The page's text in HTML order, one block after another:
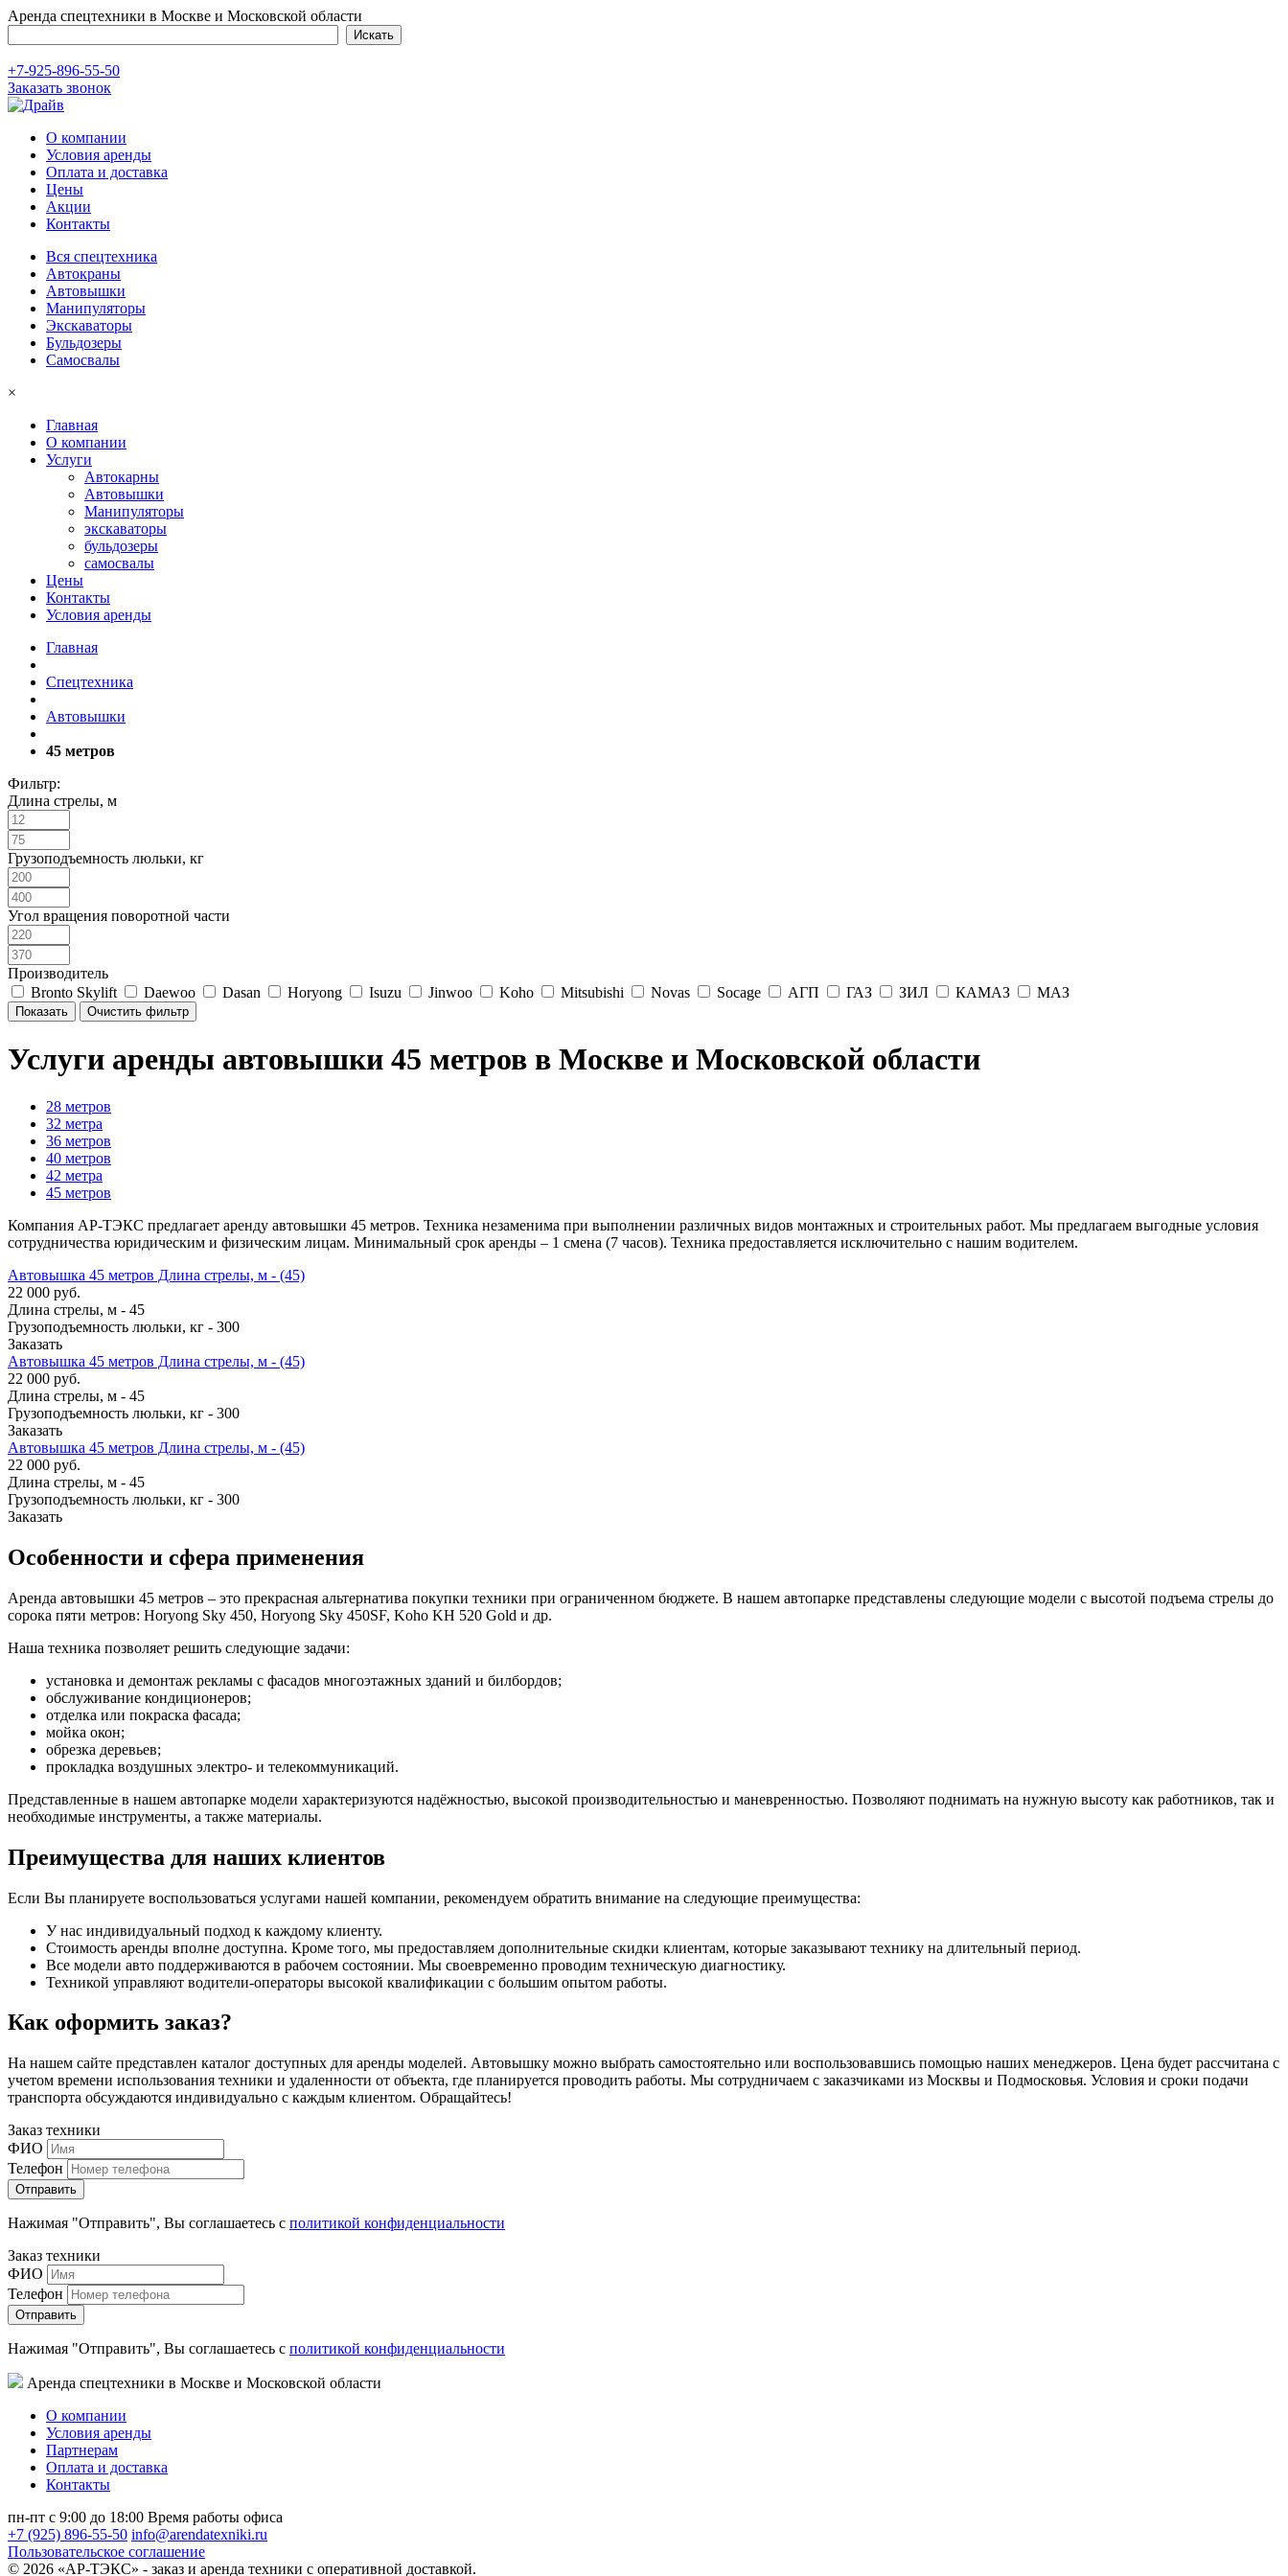
Аренда спецтехники в Москве и Московской области
+7-925-896-55-50
Заказать звонок
О компании
Условия аренды
Оплата и доставка
Цены
Акции
Контакты
Вся спецтехника
Автокраны
Автовышки
Манипуляторы
Экскаваторы
Бульдозеры
Самосвалы
×
Главная
О компании
Услуги
Автокарны
Автовышки
Манипуляторы
экскаваторы
бульдозеры
самосвалы
Цены
Контакты
Условия аренды
Главная
Спецтехника
Автовышки
45 метров
Фильтр:
Длина стрелы, м
Грузоподъемность люльки, кг
Угол вращения поворотной части
Производитель
Bronto Skylift
Daewoo Dasan Horyong Isuzu Jinwoo Koho Mitsubishi Novas Socage АГП ГАЗ ЗИЛ КАМАЗ МАЗ
Услуги аренды автовышки 45 метров в Москве и Московской области
28 метров
32 метра
36 метров
40 метров
42 метра
45 метров
Компания АР-ТЭКС предлагает аренду автовышки 45 метров. Техника незаменима при выполнении различных видов монтажных и строительных работ. Мы предлагаем выгодные условия
сотрудничества юридическим и физическим лицам. Минимальный срок аренды – 1 смена (7 часов). Техника предоставляется исключительно с нашим водителем.
Автовышка 45 метров Длина стрелы, м - (45)
22 000 руб.
Длина стрелы, м - 45
Грузоподъемность люльки, кг - 300
Заказать
Автовышка 45 метров Длина стрелы, м - (45)
22 000 руб.
Длина стрелы, м - 45
Грузоподъемность люльки, кг - 300
Заказать
Автовышка 45 метров Длина стрелы, м - (45)
22 000 руб.
Длина стрелы, м - 45
Грузоподъемность люльки, кг - 300
Заказать
Особенности и сфера применения
Аренда автовышки 45 метров – это прекрасная альтернатива покупки техники при ограниченном бюджете. В нашем автопарке представлены следующие модели с высотой подъема стрелы до
сорока пяти метров: Horyong Sky 450, Horyong Sky 450SF, Koho KH 520 Gold и др.
Наша техника позволяет решить следующие задачи:
установка и демонтаж рекламы с фасадов многоэтажных зданий и билбордов;
обслуживание кондиционеров;
отделка или покраска фасада;
мойка окон;
обрезка деревьев;
прокладка воздушных электро- и телекоммуникаций.
Представленные в нашем автопарке модели характеризуются надёжностью, высокой производительностью и маневренностью. Позволяют поднимать на нужную высоту как работников, так и
необходимые инструменты, а также материалы.
Преимущества для наших клиентов
Если Вы планируете воспользоваться услугами нашей компании, рекомендуем обратить внимание на следующие преимущества:
У нас индивидуальный подход к каждому клиенту.
Стоимость аренды вполне доступна. Кроме того, мы предоставляем дополнительные скидки клиентам, которые заказывают технику на длительный период.
Все модели авто поддерживаются в рабочем состоянии. Мы своевременно проводим техническую диагностику.
Техникой управляют водители-операторы высокой квалификации с большим опытом работы.
Как оформить заказ?
На нашем сайте представлен каталог доступных для аренды моделей. Автовышку можно выбрать самостоятельно или воспользовавшись помощью наших менеджеров. Цена будет рассчитана с
учетом времени использования техники и удаленности от объекта, где планируется проводить работы. Мы сотрудничаем с заказчиками из Москвы и Подмосковья. Условия и сроки подачи
транспорта обсуждаются индивидуально с каждым клиентом. Обращайтесь!
Заказ техники
ФИО
Телефон
Нажимая "Отправить", Вы соглашаетесь с политикой конфиденциальности
Заказ техники
ФИО
Телефон
Нажимая "Отправить", Вы соглашаетесь с политикой конфиденциальности
Аренда спецтехники в Москве и Московской области
О компании
Условия аренды
Партнерам
Оплата и доставка
Контакты
пн-пт с 9:00 до 18:00 Время работы офиса
+7 (925) 896-55-50 info@arendatexniki.ru
Пользовательское соглашение
© 2026 «АР-ТЭКС» - заказ и аренда техники с оперативной доставкой.